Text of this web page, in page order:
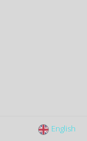
English